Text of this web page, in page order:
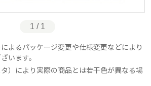
1 / 1
よるパッケージ変更や仕様変更などにより
います。
）により実際の商品とは若干色が異なる場